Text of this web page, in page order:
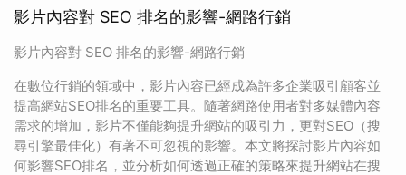
影片內容對 SEO 排名的影響-網路行銷
影片內容對 SEO 排名的影響-網路行銷
在數位行銷的領域中，影片內容已經成為許多企業吸引顧客並
提高網站SEO排名的重要工具。隨著網路使用者對多媒體內容
需求的增加，影片不僅能夠提升網站的吸引力，更對SEO（搜
尋引擎最佳化）有著不可忽視的影響。本文將探討影片內容如
何影響SEO排名，並分析如何透過正確的策略來提升網站在搜